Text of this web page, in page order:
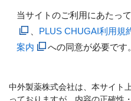
当サイトのご利用にあたって
PLUS CHUGAI利用規
案内
への同意が必要です。
中外製薬株式会社は、本サイト
っておりますが、内容の正確性